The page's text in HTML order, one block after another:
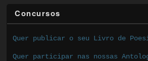
Concursos
Quer publicar o seu Livro de
Quer participar nas nossas